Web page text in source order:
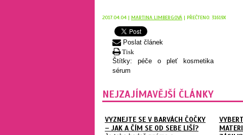
2017.04.04 | MARTINA LIMBERGOVÁ | PŘEČTENO: 31619X
Poslat článek
Tisk
Štítky: péče o pleť
kosmetika
sérum
NEJZAJÍMAVĚJŠÍ ČLÁNKY
VYZNEJTE SE V BARVÁCH ČOČKY
– JAK A ČÍM SE OD SEBE LIŠÍ?